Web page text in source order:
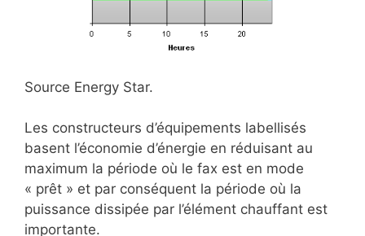
Source Energy Star.
Les constructeurs d’équipements labellisés
basent l’économie d’énergie en réduisant au
maximum la période où le fax est en mode
« prêt » et par conséquent la période où la
puissance dissipée par l’élément chauffant est
importante.